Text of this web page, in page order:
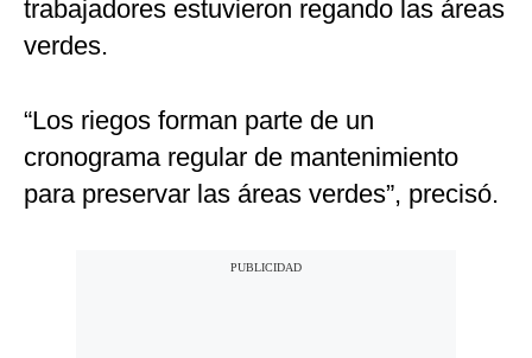
trabajadores estuvieron regando las áreas
verdes.
“Los riegos forman parte de un
cronograma regular de mantenimiento
para preservar las áreas verdes”, precisó.